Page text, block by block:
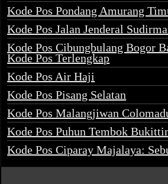
Kode Pos Pondang Amurang
Kode Pos Jalan Jenderal
Kode Pos Cibungbulang Bogor
Kode Pos Terlengkap
Kode Pos Air Haji
Kode Pos Pisang Selatan
Kode Pos Malangjiwan
Kode Pos Puhun Tembok
Kode Pos Ciparay Majalaya: